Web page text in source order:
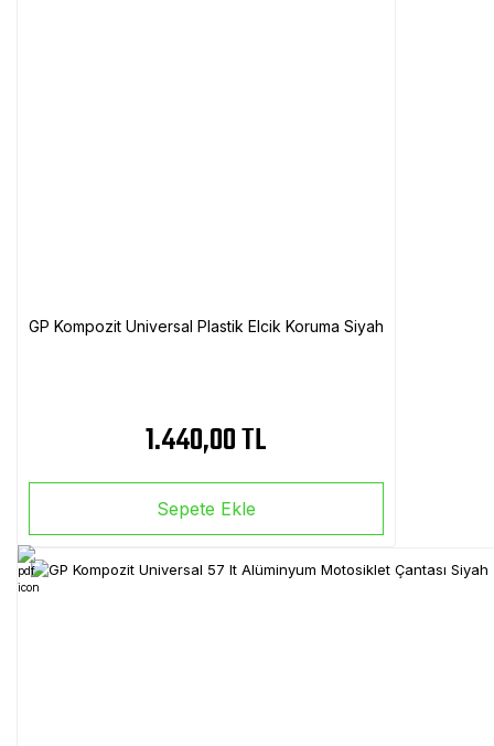
GP Kompozit Universal Plastik Elcik Koruma Siyah
1.440,00 TL
Sepete Ekle